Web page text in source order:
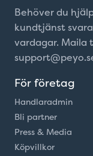
Behöver du
kundtjänst
vardagar. Maila
För företag
Handlaradmin
Bli partner
Press & Media
Köpvillkor